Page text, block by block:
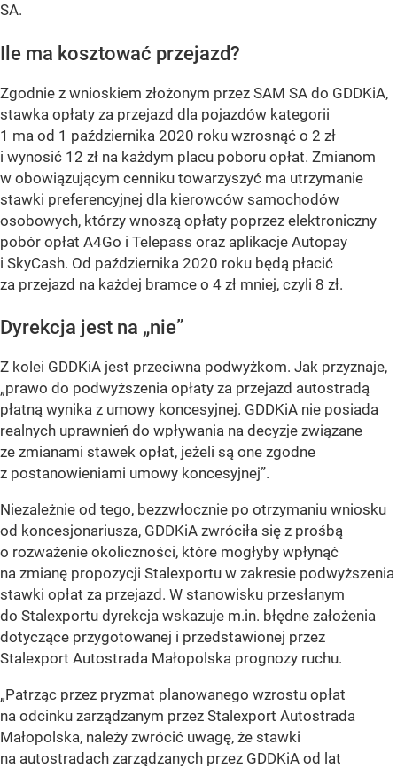
SA.
Ile ma kosztować przejazd?
Zgodnie z wnioskiem złożonym przez SAM SA do GDDKiA,
stawka opłaty za przejazd dla pojazdów kategorii
1 ma od 1 października 2020 roku wzrosnąć o 2 zł
i wynosić 12 zł na każdym placu poboru opłat. Zmianom
w obowiązującym cenniku towarzyszyć ma utrzymanie
stawki preferencyjnej dla kierowców samochodów
osobowych, którzy wnoszą opłaty poprzez elektroniczny
pobór opłat A4Go i Telepass oraz aplikacje Autopay
i SkyCash. Od października 2020 roku będą płacić
za przejazd na każdej bramce o 4 zł mniej, czyli 8 zł.
Dyrekcja jest na „nie”
Z kolei GDDKiA jest przeciwna podwyżkom. Jak przyznaje,
„prawo do podwyższenia opłaty za przejazd autostradą
płatną wynika z umowy koncesyjnej. GDDKiA nie posiada
realnych uprawnień do wpływania na decyzje związane
ze zmianami stawek opłat, jeżeli są one zgodne
z postanowieniami umowy koncesyjnej”.
Niezależnie od tego, bezzwłocznie po otrzymaniu wniosku
od koncesjonariusza, GDDKiA zwróciła się z prośbą
o rozważenie okoliczności, które mogłyby wpłynąć
na zmianę propozycji Stalexportu w zakresie podwyższenia
stawki opłat za przejazd. W stanowisku przesłanym
do Stalexportu dyrekcja wskazuje m.in. błędne założenia
dotyczące przygotowanej i przedstawionej przez
Stalexport Autostrada Małopolska prognozy ruchu.
„Patrząc przez pryzmat planowanego wzrostu opłat
na odcinku zarządzanym przez Stalexport Autostrada
Małopolska, należy zwrócić uwagę, że stawki
na autostradach zarządzanych przez GDDKiA od lat